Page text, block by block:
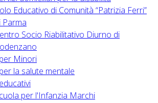
Educativo di Comunità “Patrizia Ferri”
Parma
Socio Riabilitativo Diurno di
Minori
la salute mentale
per l'Infanzia Marchi